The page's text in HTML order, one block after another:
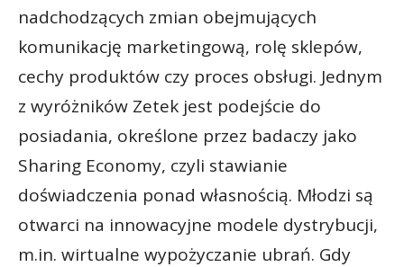
nadchodzących zmian obejmujących
komunikację marketingową, rolę sklepów,
cechy produktów czy proces obsługi. Jednym
z wyróżników Zetek jest podejście do
posiadania, określone przez badaczy jako
Sharing Economy, czyli stawianie
doświadczenia ponad własnością. Młodzi są
otwarci na innowacyjne modele dystrybucji,
m.in. wirtualne wypożyczanie ubrań. Gdy